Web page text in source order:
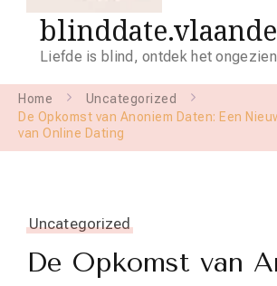
Liefde is blind, ontdek het
Home
Uncategorized
De Opkomst van Anoniem Daten: Een
van Online Dating
Uncategorized
De Opkomst van